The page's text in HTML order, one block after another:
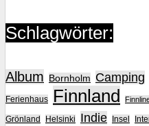
Schlagwörter:
Album Bornholm Camping
Ferienhaus Finnland
Grönland Helsinki Indie Insel